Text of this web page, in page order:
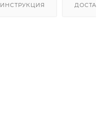
ИНСТРУКЦИЯ